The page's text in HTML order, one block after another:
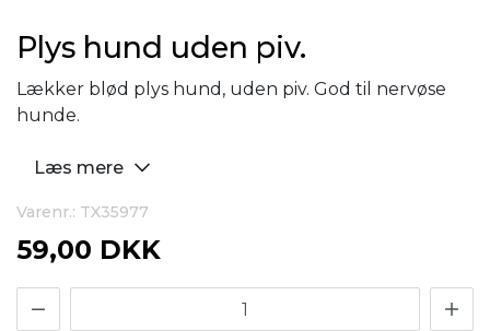
Plys hund uden piv.
Lækker blød plys hund, uden piv. God til nervøse
hunde.
Læs mere
Varenr.: TX35977
59,00 DKK